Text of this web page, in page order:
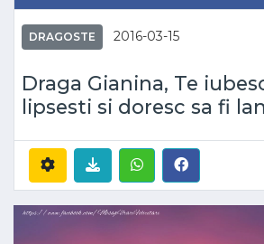
DRAGOSTE 2016-03-15
Draga Gianina, Te
lipsesti si doresc sa fi